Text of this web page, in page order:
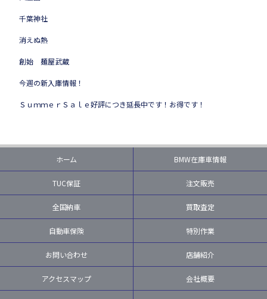
千葉神社
消えぬ熱
創始 麺屋武蔵
今週の新入庫情報！
ＳｕｍｍｅｒＳａｌｅ好評につき延長中です！お得です！
ホーム BMW在庫車情報
TUC保証 注文販売
全国納車 買取査定
自動車保険 特別作業
お問い合わせ 店舗紹介
アクセスマップ 会社概要